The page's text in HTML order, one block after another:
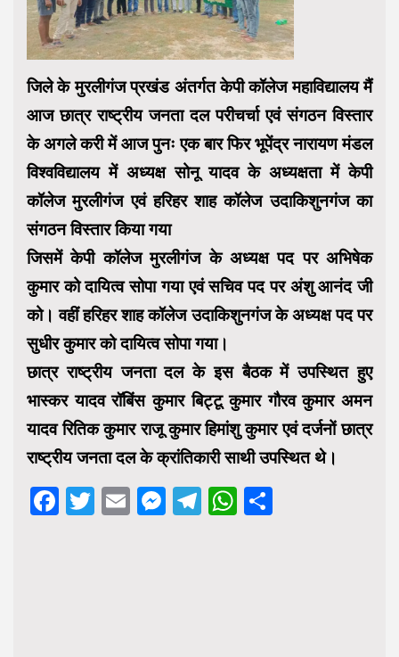
जिले के मुरलीगंज प्रखंड अंतर्गत केपी कॉलेज महाविद्यालय मैं
आज छात्र राष्ट्रीय जनता दल परीचर्चा एवं संगठन विस्तार
के अगले करी में आज पुनः एक बार फिर भूपेंद्र नारायण मंडल
विश्वविद्यालय में अध्यक्ष सोनू यादव के अध्यक्षता में केपी
कॉलेज मुरलीगंज एवं हरिहर शाह कॉलेज उदाकिशुनगंज का
संगठन विस्तार किया गया
जिसमें केपी कॉलेज मुरलीगंज के अध्यक्ष पद पर अभिषेक
कुमार को दायित्व सोपा गया एवं सचिव पद पर अंशु आनंद जी
को। वहीं हरिहर शाह कॉलेज उदाकिशुनगंज के अध्यक्ष पद पर
सुधीर कुमार को दायित्व सोपा गया।
छात्र राष्ट्रीय जनता दल के इस बैठक में उपस्थित हुए
भास्कर यादव रॉबिंस कुमार बिट्टू कुमार गौरव कुमार अमन
यादव रितिक कुमार राजू कुमार हिमांशु कुमार एवं दर्जनों छात्र
राष्ट्रीय जनता दल के क्रांतिकारी साथी उपस्थित थे।
Facebook
Twitter
EmailMessenger
Telegram
WhatsApp